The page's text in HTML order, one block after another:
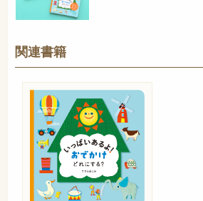
関連書籍